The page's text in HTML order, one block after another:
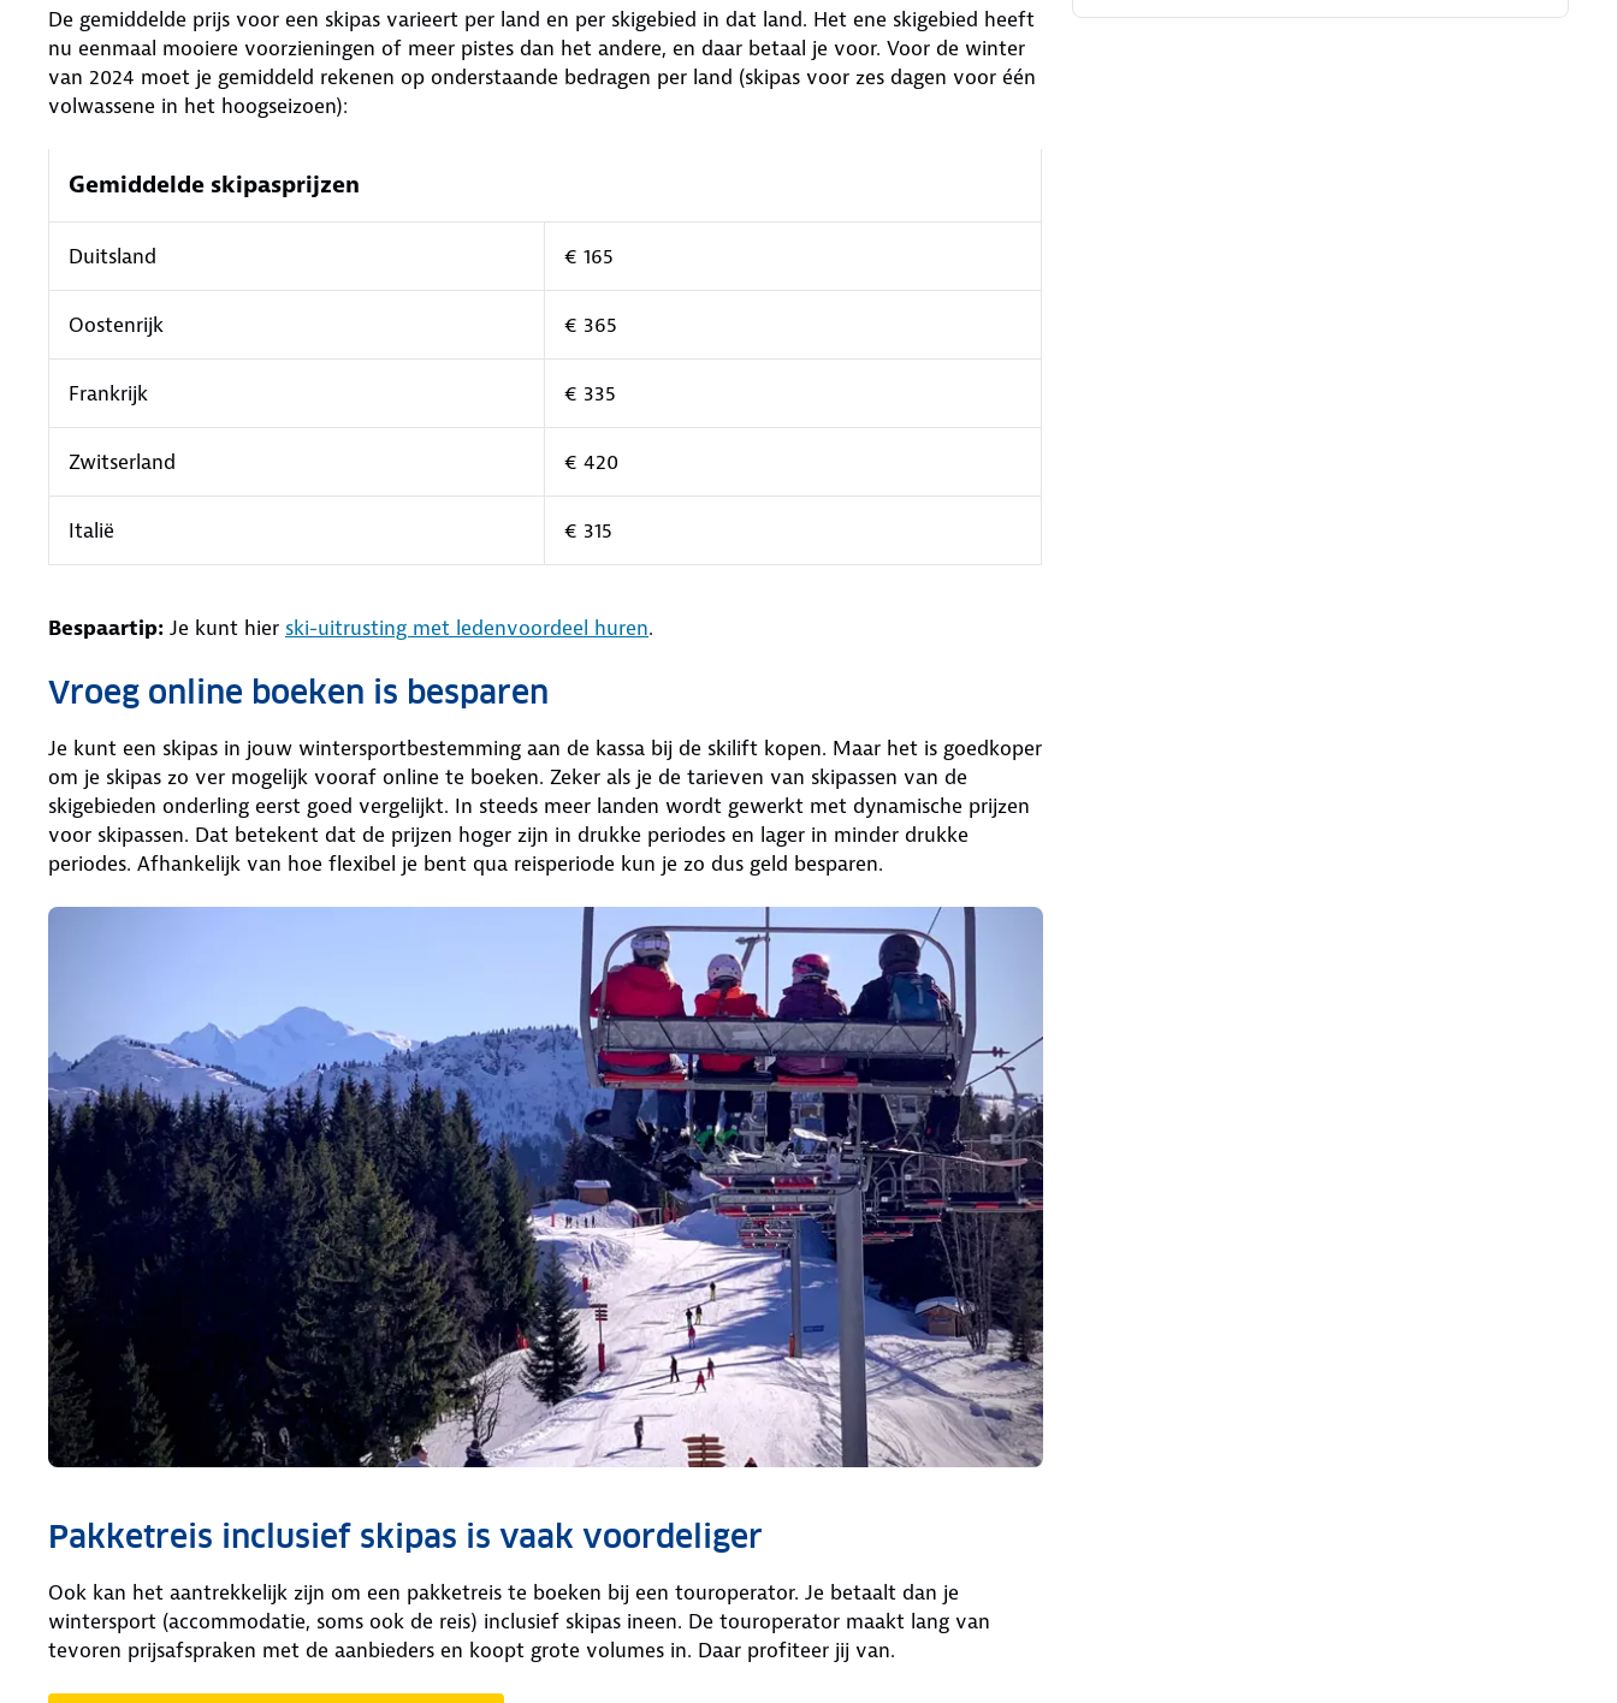
De gemiddelde prijs voor een skipas varieert per land en per skigebied in dat land. Het ene skigebied heeft
nu eenmaal mooiere voorzieningen of meer pistes dan het andere, en daar betaal je voor. Voor de winter
van 2024 moet je gemiddeld rekenen op onderstaande bedragen per land (skipas voor zes dagen voor één
volwassene in het hoogseizoen):
Gemiddelde skipasprijzen
Duitsland € 165
Oostenrijk € 365
Frankrijk € 335
Zwitserland € 420
Italië € 315
Bespaartip: Je kunt hier ski-uitrusting met ledenvoordeel huren.
Vroeg online boeken is besparen
Je kunt een skipas in jouw wintersportbestemming aan de kassa bij de skilift kopen. Maar het is goedkoper
om je skipas zo ver mogelijk vooraf online te boeken. Zeker als je de tarieven van skipassen van de
skigebieden onderling eerst goed vergelijkt. In steeds meer landen wordt gewerkt met dynamische prijzen
voor skipassen. Dat betekent dat de prijzen hoger zijn in drukke periodes en lager in minder drukke
periodes. Afhankelijk van hoe flexibel je bent qua reisperiode kun je zo dus geld besparen.
Pakketreis inclusief skipas is vaak voordeliger
Ook kan het aantrekkelijk zijn om een pakketreis te boeken bij een touroperator. Je betaalt dan je
wintersport (accommodatie, soms ook de reis) inclusief skipas ineen. De touroperator maakt lang van
tevoren prijsafspraken met de aanbieders en koopt grote volumes in. Daar profiteer jij van.